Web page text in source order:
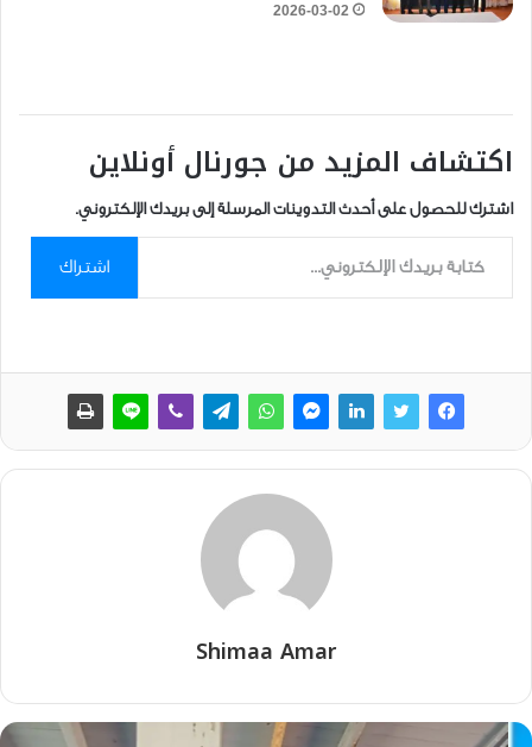
2026-03-02
اكتشاف المزيد من جورنال أونلاين
اشترك للحصول على أحدث التدوينات المرسلة إلى بريدك الإلكتروني.
كتابة بريدك الإلكتروني...
اشتراك
Shimaa Amar